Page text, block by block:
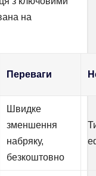
на
Переваги
Швидке
зменшення
набряку,
безкоштовно